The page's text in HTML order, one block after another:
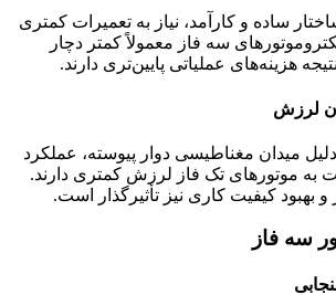
ساده و کارآمد، نیاز به تعمیرات کمتری
سه فاز معمولاً کمتر دچار
هزینه‌های عملیاتی پایین‌تری دارند.
لرزش
میدان مغناطیسی دوار پیوسته، عملکرد
به موتورهای تک فاز لرزش کمتری دارند.
و بهبود کیفیت کاری نیز تأثیرگذار است.